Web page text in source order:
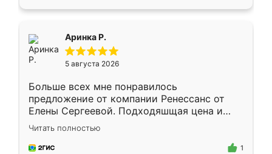
Аринка Р.
5 августа 2026
Больше всех мне понравилось
предложение от компании Ренессанс от
Елены Сергеевой. Подходяшщая цена и
короткие сроки изготовления. Приехавший
для замера сотрудник Владислав
предложил по моему эскизу самый
Читать полностью
1